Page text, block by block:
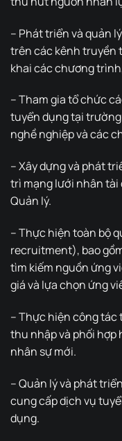
– Phát triển và quản
trên các kênh truyền
khai các chương
– Tham gia tổ chức
tuyển dụng tại
nghề nghiệp và các
– Xây dựng và phát
trì mạng lưới nhân tài
Quản lý.
– Thực hiện toàn bộ
recruitment), bao
tìm kiếm nguồn ứng
giá và lựa chọn ứng
– Thực hiện công
thu nhập và phối
nhân sự mới.
– Quản lý và phát
cung cấp dịch vụ
dụng.